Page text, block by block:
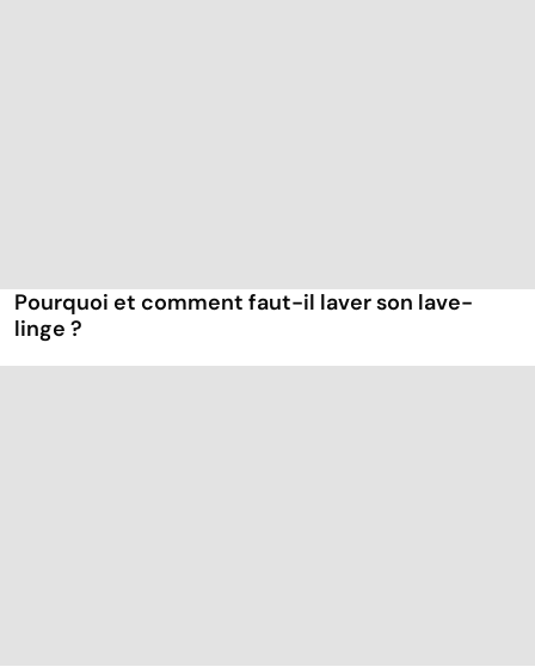
Pourquoi et comment faut-il laver son lave-
linge ?